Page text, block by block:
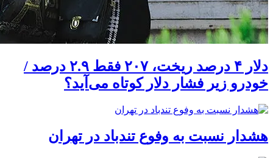
دلار ۴ درصد ریخت، ۲۰۷ فقط ۲.۹ درصد /
خودرو زیر فشار دلار کوتاه می‌آید؟
هشدار نسبت به وفوع تندباد در تهران